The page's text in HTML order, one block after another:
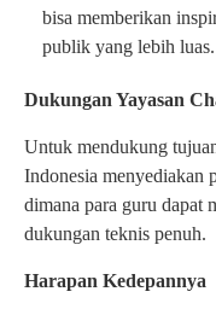
bisa memberikan
publik yang lebih luas.
Dukungan Yayasan
Untuk mendukung
Indonesia menyediakan
dimana para guru dapat
dukungan teknis penuh.
Harapan Kedepannya